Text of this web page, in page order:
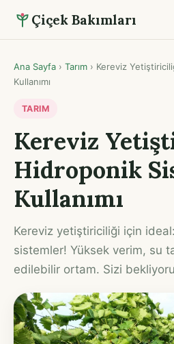
Çiçek Bakımları
Ana Sayfa › Tarım › Kereviz
Kullanımı
TARIM
Kereviz
Hidroponik
Kullanımı
Kereviz yetiştiriciliği için
sistemler! Yüksek verim, su
edilebilir ortam. Sizi